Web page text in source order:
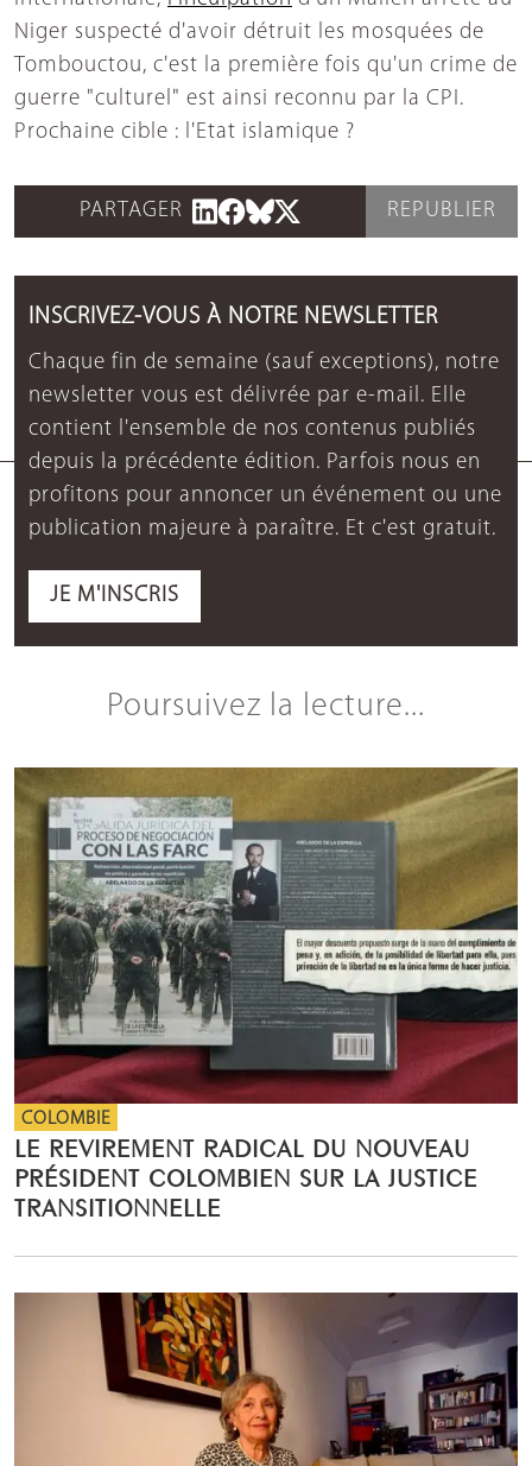
Niger suspecté d'avoir détruit les mosquées de
Tombouctou, c'est la première fois qu'un crime de
guerre "culturel" est ainsi reconnu par la CPI.
Prochaine cible : l'Etat islamique ?
PARTAGER REPUBLIER
INSCRIVEZ-VOUS À NOTRE NEWSLETTER
Chaque fin de semaine (sauf exceptions), notre
newsletter vous est délivrée par e-mail. Elle
contient l'ensemble de nos contenus publiés
depuis la précédente édition. Parfois nous en
profitons pour annoncer un événement ou une
publication majeure à paraître. Et c'est gratuit.
JE M'INSCRIS
Poursuivez la lecture...
COLOMBIE
LE REVIREMENT RADICAL DU NOUVEAU
PRÉSIDENT COLOMBIEN SUR LA JUSTICE
TRANSITIONNELLE